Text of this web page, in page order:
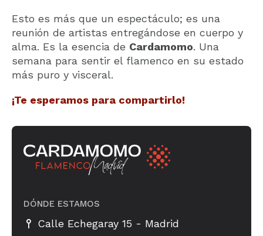
Esto es más que un espectáculo; es una
reunión de artistas entregándose en cuerpo y
alma. Es la esencia de Cardamomo. Una
semana para sentir el flamenco en su estado
más puro y visceral.
¡Te esperamos para compartirlo!
DÓNDE ESTAMOS
Calle Echegaray 15 - Madrid